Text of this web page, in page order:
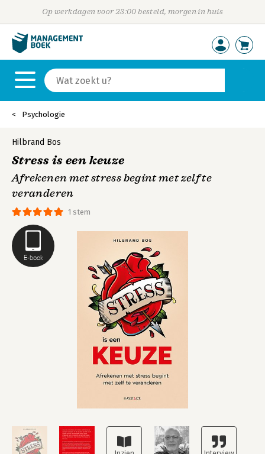
Op werkdagen voor 23:00 besteld, morgen in huis
Psychologie
E-book
1 stem
Hilbrand Bos
Stress is een keuze
Afrekenen met stress begint met zelf te
veranderen